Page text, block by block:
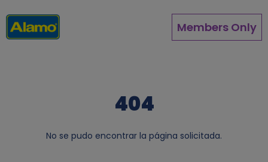
al
contenido
Members Only
404
No se pudo encontrar la página solicitada.